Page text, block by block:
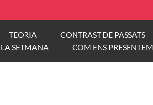
TEORIA CONTRAST DE PASSATS
LA SETMANA COM ENS PRESENTEM